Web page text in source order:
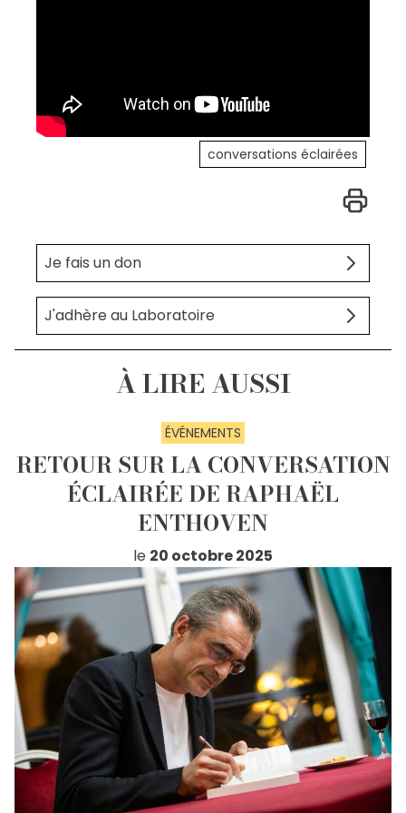
conversations éclairées
Je fais un don
J'adhère au Laboratoire
À LIRE AUSSI
ÉVÉNEMENTS
RETOUR SUR LA CONVERSATION
ÉCLAIRÉE DE RAPHAËL
ENTHOVEN
le 20 octobre 2025